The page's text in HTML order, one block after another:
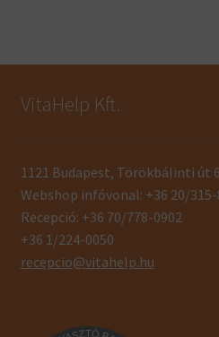
VitaHelp Kft.
1121 Budapest, Törökbálinti út
Webshop infóvonal: +36 20/315-
Recepció: +36 70/778-0902
+36 1/224-0050
recepcio@vitahelp.hu